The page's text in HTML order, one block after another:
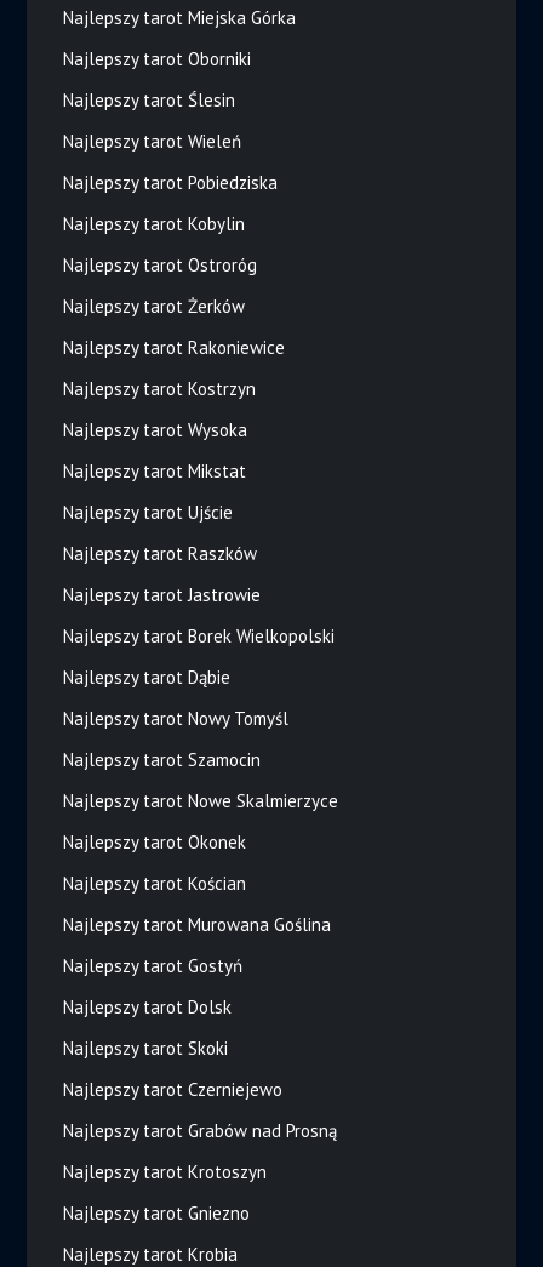
Najlepszy tarot Miejska Górka
Najlepszy tarot Oborniki
Najlepszy tarot Ślesin
Najlepszy tarot Wieleń
Najlepszy tarot Pobiedziska
Najlepszy tarot Kobylin
Najlepszy tarot Ostroróg
Najlepszy tarot Żerków
Najlepszy tarot Rakoniewice
Najlepszy tarot Kostrzyn
Najlepszy tarot Wysoka
Najlepszy tarot Mikstat
Najlepszy tarot Ujście
Najlepszy tarot Raszków
Najlepszy tarot Jastrowie
Najlepszy tarot Borek Wielkopolski
Najlepszy tarot Dąbie
Najlepszy tarot Nowy Tomyśl
Najlepszy tarot Szamocin
Najlepszy tarot Nowe Skalmierzyce
Najlepszy tarot Okonek
Najlepszy tarot Kościan
Najlepszy tarot Murowana Goślina
Najlepszy tarot Gostyń
Najlepszy tarot Dolsk
Najlepszy tarot Skoki
Najlepszy tarot Czerniejewo
Najlepszy tarot Grabów nad Prosną
Najlepszy tarot Krotoszyn
Najlepszy tarot Gniezno
Najlepszy tarot Krobia